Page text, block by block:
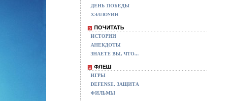
ДЕНЬ ПОБЕДЫ
ХЭЛЛОУИН
ПОЧИТАТЬ
ИСТОРИИ
АНЕКДОТЫ
ЗНАЕТЕ ВЫ, ЧТО...
ФЛЕШ
ИГРЫ
DEFENSE, ЗАЩИТА
ФИЛЬМЫ